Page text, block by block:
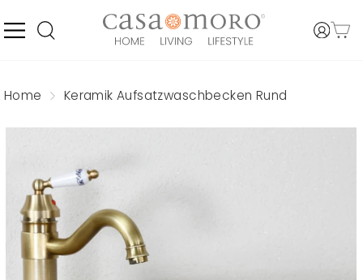
zum
InhaltSEITENNAVIGATION
Home Keramik Aufsatzwaschbecken Rund